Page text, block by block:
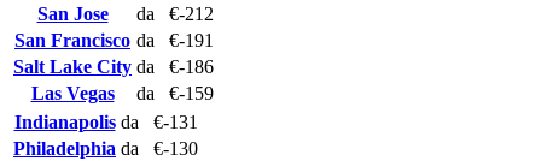
San Jose
da
€-212
San Francisco da
€-191
Salt Lake City da
€-186
Las Vegas
da
€-159
Indianapolis da
€-131
Philadelphia da
€-130